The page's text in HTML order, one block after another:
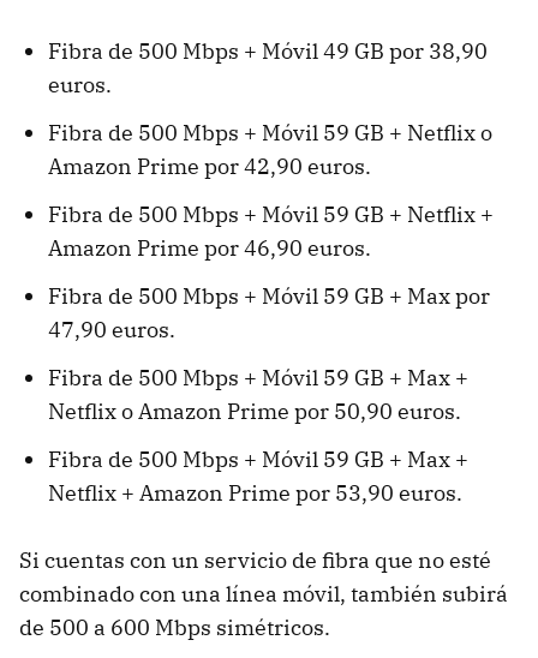
Fibra de 500 Mbps + Móvil 49 GB por 38,90
euros.
Fibra de 500 Mbps + Móvil 59 GB + Netflix o
Amazon Prime por 42,90 euros.
Fibra de 500 Mbps + Móvil 59 GB + Netflix +
Amazon Prime por 46,90 euros.
Fibra de 500 Mbps + Móvil 59 GB + Max por
47,90 euros.
Fibra de 500 Mbps + Móvil 59 GB + Max +
Netflix o Amazon Prime por 50,90 euros.
Fibra de 500 Mbps + Móvil 59 GB + Max +
Netflix + Amazon Prime por 53,90 euros.
Si cuentas con un servicio de fibra que no esté
combinado con una línea móvil, también subirá
de 500 a 600 Mbps simétricos.